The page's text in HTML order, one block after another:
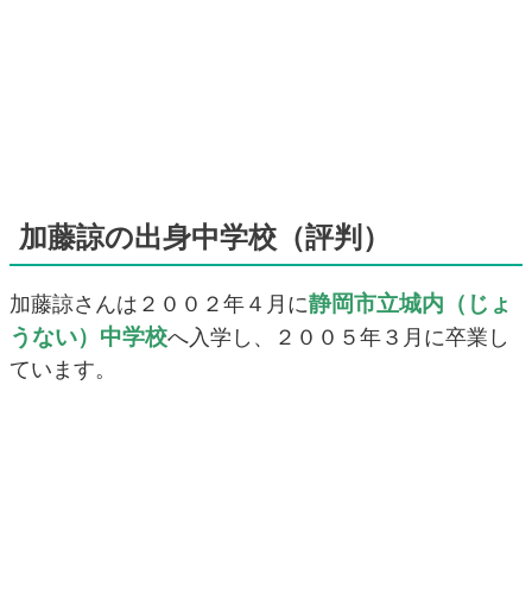
加藤諒の出身中学校（評判）
加藤諒さんは２００２年４月に静岡市立城内（じょ
うない）中学校へ入学し、２００５年３月に卒業し
ています。